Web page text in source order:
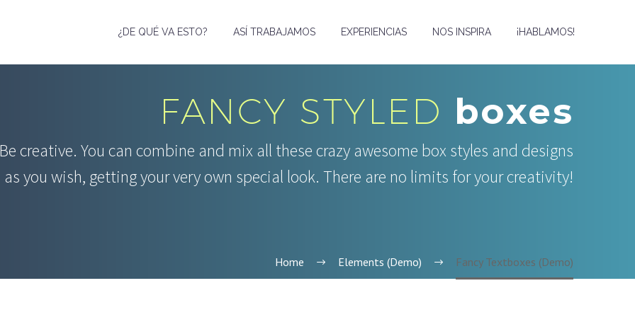
¿DE QUÉ VA ESTO? ASÍ TRABAJAMOS EXPERIENCIAS NOS INSPIRA ¡HABLAMOS!
FANCY STYLED boxes
Be creative. You can combine and mix all these crazy awesome box styles and designs
as you wish, getting your very own special look. There are no limits for your creativity!
Home Elements (Demo) Fancy Textboxes (Demo)